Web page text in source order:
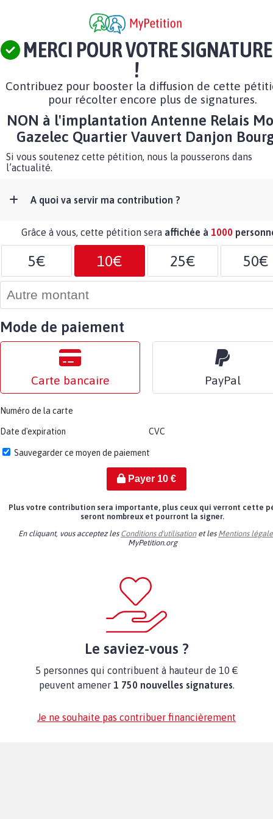
MERCI POUR VOTRE SIGNATURE
!
Contribuez pour booster la diffusion de cette
pour récolter encore plus de signatures.
NON à l'implantation Antenne Relais
Gazelec Quartier Vauvert Danjon
Si vous soutenez cette pétition, nous la pousserons dans
l’actualité.
A quoi va servir ma contribution ?
Grâce à vous, cette pétition sera affichée à 1000
5€ 10€ 25€ 50€
Mode de paiement
Carte bancaire PayPal
Numéro de la carte
Date d'expiration CVC
Sauvegarder ce moyen de paiement
Payer 10€
Plus votre contribution sera importante, plus ceux qui verront cette
seront nombreux et pourront la signer.
En cliquant, vous acceptez les Conditions d'utilisationet les Mentions
MyPetition.org
Le saviez-vous ?
5 personnes qui contribuent à hauteur de 10 €
peuvent amener 1 750 nouvelles signatures.
Je ne souhaite pas contribuer financièrement